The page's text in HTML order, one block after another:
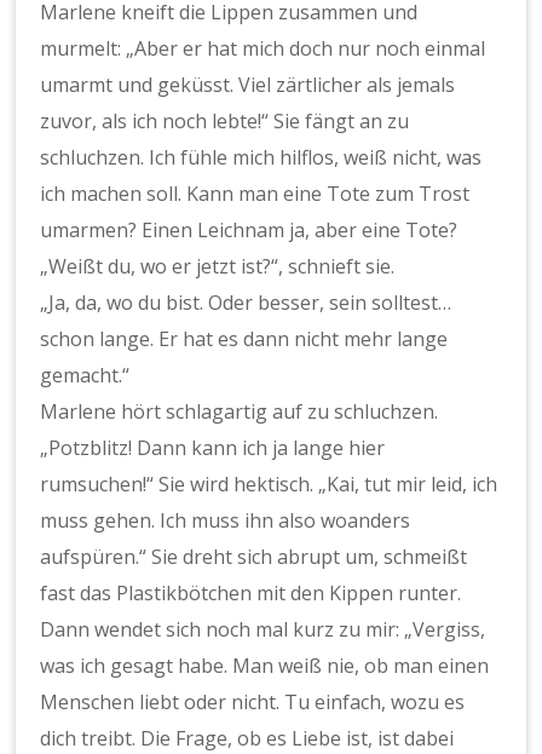
Marlene kneift die Lippen zusammen und
murmelt: „Aber er hat mich doch nur noch einmal
umarmt und geküsst. Viel zärtlicher als jemals
zuvor, als ich noch lebte!“ Sie fängt an zu
schluchzen. Ich fühle mich hilflos, weiß nicht, was
ich machen soll. Kann man eine Tote zum Trost
umarmen? Einen Leichnam ja, aber eine Tote?
„Weißt du, wo er jetzt ist?“, schnieft sie.
„Ja, da, wo du bist. Oder besser, sein solltest…
schon lange. Er hat es dann nicht mehr lange
gemacht.“
Marlene hört schlagartig auf zu schluchzen.
„Potzblitz! Dann kann ich ja lange hier
rumsuchen!“ Sie wird hektisch. „Kai, tut mir leid, ich
muss gehen. Ich muss ihn also woanders
aufspüren.“ Sie dreht sich abrupt um, schmeißt
fast das Plastikbötchen mit den Kippen runter.
Dann wendet sich noch mal kurz zu mir: „Vergiss,
was ich gesagt habe. Man weiß nie, ob man einen
Menschen liebt oder nicht. Tu einfach, wozu es
dich treibt. Die Frage, ob es Liebe ist, ist dabei